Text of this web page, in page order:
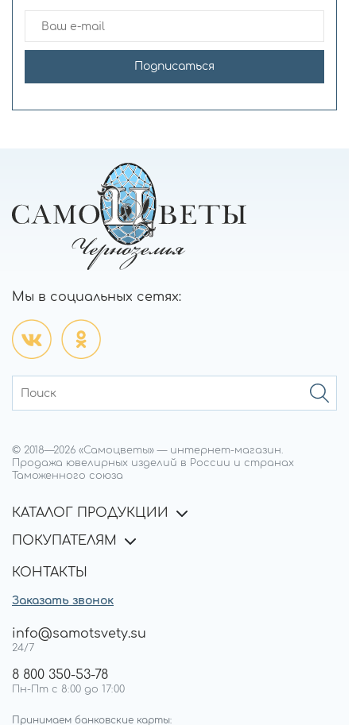
Подписаться
Мы в социальных сетях:
© 2018—2026 «Самоцветы» — интернет-магазин.
Продажа ювелирных изделий в России и странах
Таможенного союза
КАТАЛОГ ПРОДУКЦИИ
ПОКУПАТЕЛЯМ
КОНТАКТЫ
Заказать звонок
info@samotsvety.su
24/7
8 800 350-53-78
Пн-Пт с 8:00 до 17:00
Принимаем банковские карты: